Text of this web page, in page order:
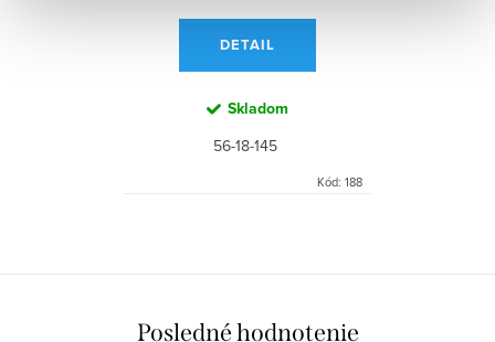
DETAIL
Skladom
56-18-145
Kód: 188
Posledné hodnotenie